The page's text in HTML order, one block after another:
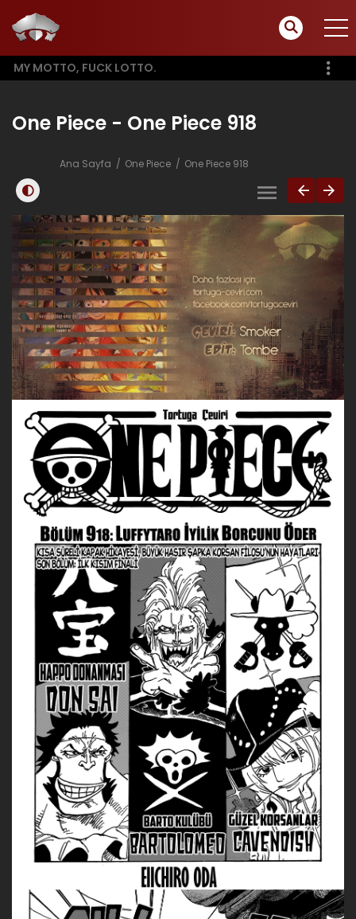
MY MOTTO, FUCK LOTTO.
One Piece - One Piece 918
Ana Sayfa One Piece One Piece 918